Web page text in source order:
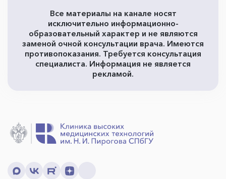
Все материалы на канале носят
исключительно информационно-
образовательный характер и не являются
заменой очной консультации врача. Имеются
противопоказания. Требуется консультация
специалиста. Информация не является
рекламой.